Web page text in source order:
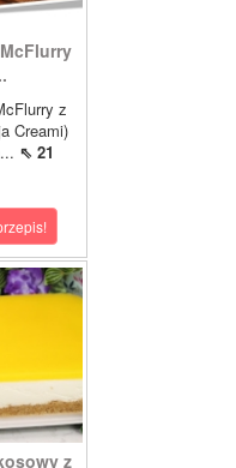
z
Creami)
⇖ 21
z